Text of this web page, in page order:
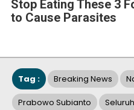
Stop Eating These 3
to Cause Parasites
Tag : Breaking News
Prabowo Subianto